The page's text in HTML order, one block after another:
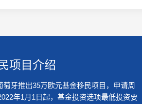
项目介绍
萄牙推出35万欧元基金移民项目，申请周
年1月1日起，基金投资选项最低投资要